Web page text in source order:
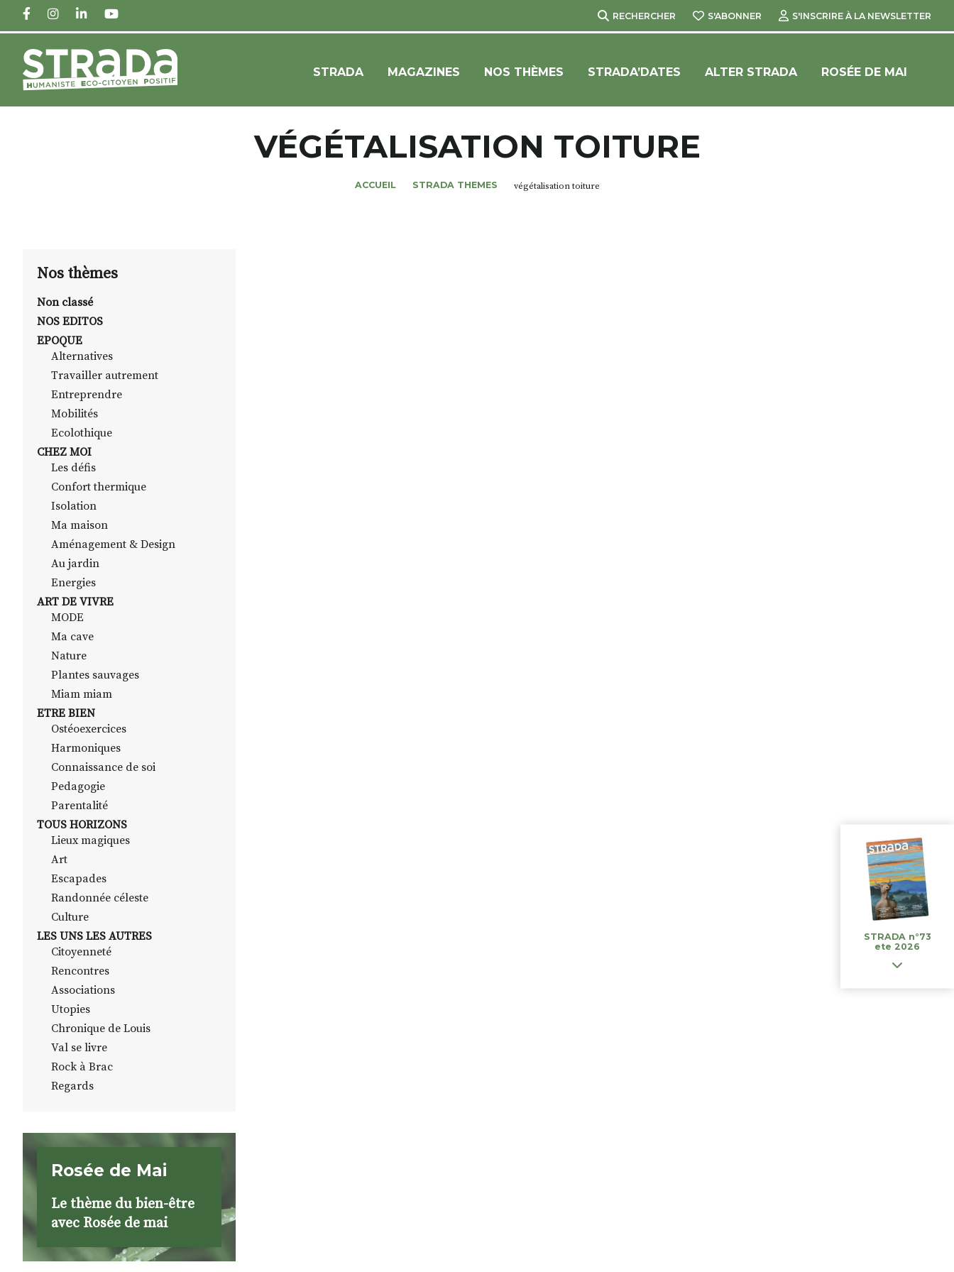
FACEBOOKINSTAGRAM
LINKEDINYOUTUBE RECHERCHER S'ABONNER S'INSCRIRE À LA NEWSLETTER
STRADA MAGAZINES NOS THÈMES STRADA’DATES ALTER STRADA ROSÉE DE MAI
VÉGÉTALISATION TOITURE
ACCUEIL STRADA THEMES végétalisation toiture
Nos thèmes
Non classé
NOS EDITOS
EPOQUE
Alternatives
Travailler autrement
Entreprendre
Mobilités
Ecolothique
CHEZ MOI
Les défis
Confort thermique
Isolation
Ma maison
Aménagement & Design
Au jardin
Energies
ART DE VIVRE
MODE
Ma cave
Nature
Plantes sauvages
Miam miam
ETRE BIEN
Ostéoexercices
Harmoniques
Connaissance de soi
Pedagogie
Parentalité
TOUS HORIZONS
Lieux magiques
Art
Escapades
Randonnée céleste
Culture
LES UNS LES AUTRES
Citoyenneté
Rencontres
Associations
Utopies
Chronique de Louis
Val se livre
Rock à Brac
Regards
Rosée de Mai
Le thème du bien-être
avec Rosée de mai
STRADA n°73
ete 2026